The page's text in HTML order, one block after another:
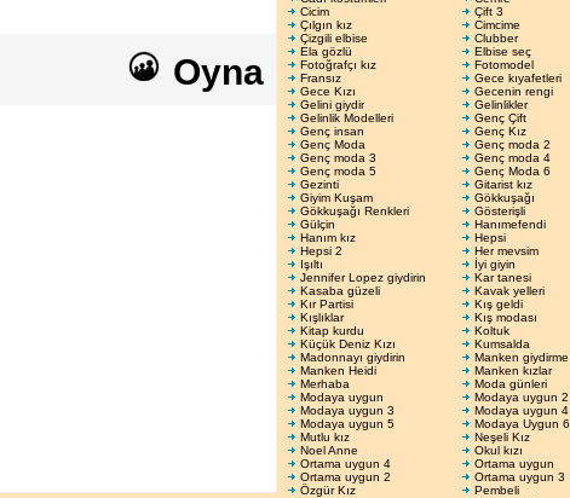
Oyna
Cicim
Çift 3
Çılgın kız
Cimcime
Çizgili elbise
Clubber
Ela gözlü
Elbise seç
Fotoğrafçı kız
Fotomodel
Fransız
Gece kıyafetleri
Gece Kızı
Gecenin rengi
Gelini giydir
Gelinlikler
Gelinlik Modelleri
Genç Çift
Genç insan
Genç Kız
Genç Moda
Genç moda 2
Genç moda 3
Genç moda 4
Genç moda 5
Genç Moda 6
Gezinti
Gitarist kız
Giyim Kuşam
Gökkuşağı
Gökkuşağı Renkleri
Gösterişli
Gülçin
Hanımefendi
Hanım kız
Hepsi
Hepsi 2
Her mevsim
Işıltı
İyi giyin
Jennifer Lopez giydirin
Kar tanesi
Kasaba güzeli
Kavak yelleri
Kır Partisi
Kış geldi
Kışlıklar
Kış modası
Kitap kurdu
Koltuk
Küçük Deniz Kızı
Kumsalda
Madonnayı giydirin
Manken giydirme
Manken Heidi
Manken kızlar
Merhaba
Moda günleri
Modaya uygun
Modaya uygun 2
Modaya uygun 3
Modaya uygun 4
Modaya uygun 5
Modaya Uygun 6
Mutlu kız
Neşeli Kız
Noel Anne
Okul kızı
Ortama uygun 4
Ortama uygun
Ortama uygun 2
Ortama uygun 3
Özgür Kız
Pembeli